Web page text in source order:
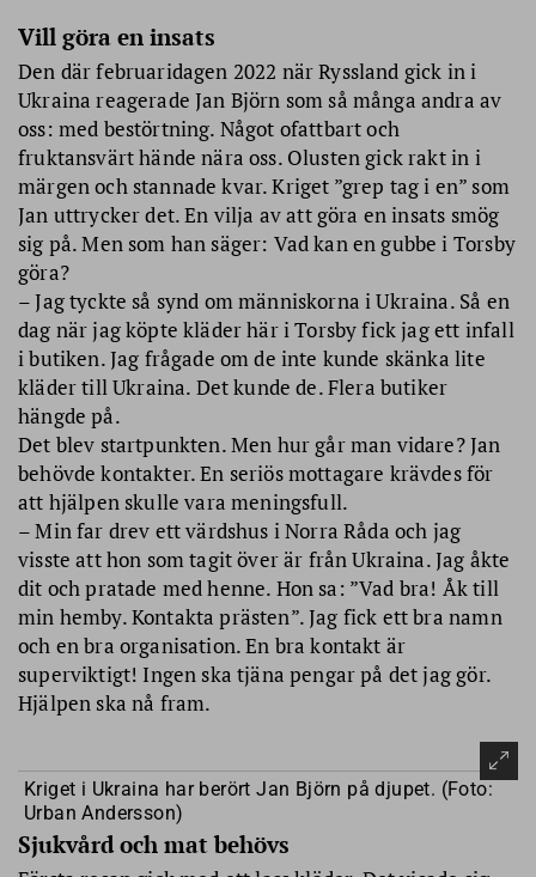
Vill göra en insats
Den där februaridagen 2022 när Ryssland gick in i
Ukraina reagerade Jan Björn som så många andra av
oss: med bestörtning. Något ofattbart och
fruktansvärt hände nära oss. Olusten gick rakt in i
märgen och stannade kvar. Kriget ”grep tag i en” som
Jan uttrycker det. En vilja av att göra en insats smög
sig på. Men som han säger: Vad kan en gubbe i Torsby
göra?
– Jag tyckte så synd om människorna i Ukraina. Så en
dag när jag köpte kläder här i Torsby fick jag ett infall
i butiken. Jag frågade om de inte kunde skänka lite
kläder till Ukraina. Det kunde de. Flera butiker
hängde på.
Det blev startpunkten. Men hur går man vidare? Jan
behövde kontakter. En seriös mottagare krävdes för
att hjälpen skulle vara meningsfull.
– Min far drev ett värdshus i Norra Råda och jag
visste att hon som tagit över är från Ukraina. Jag åkte
dit och pratade med henne. Hon sa: ”Vad bra! Åk till
min hemby. Kontakta prästen”. Jag fick ett bra namn
och en bra organisation. En bra kontakt är
superviktigt! Ingen ska tjäna pengar på det jag gör.
Hjälpen ska nå fram.
Kriget i Ukraina har berört Jan Björn på djupet. (Foto:
Urban Andersson)
Sjukvård och mat behövs